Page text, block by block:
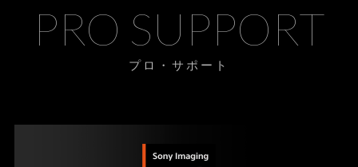
PRO SUPPORT
プロ・サポート